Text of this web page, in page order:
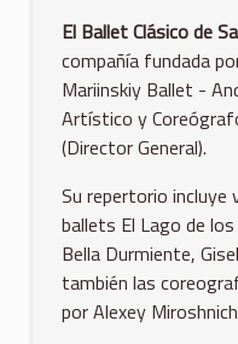
El Ballet Clásico de
compañía fundada
Mariinskiy Ballet -
Artístico y
(Director General).
Su repertorio incluye
ballets El Lago de los
Bella Durmiente,
también las
por Alexey